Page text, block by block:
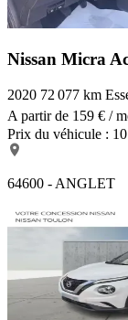
Nissan Micra
2020 72 077 km
A partir de 159 € /
Prix du véhicule :
64600 - ANGLET